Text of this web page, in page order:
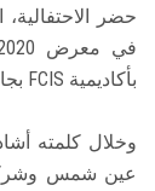
حضر
بأكاديمية FCIS بجامعة عين شمس.
وخلال كلمته
عين شمس وشركة